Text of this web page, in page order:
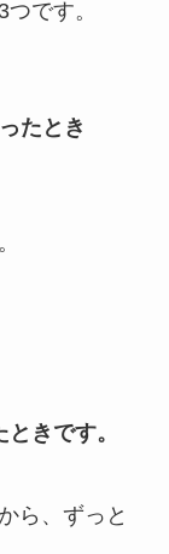
です。
たとき
きです。
ら、ずっと